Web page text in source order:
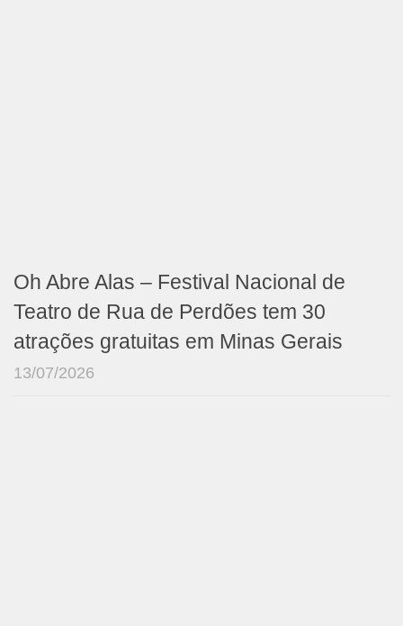
Oh Abre Alas – Festival Nacional de
Teatro de Rua de Perdões tem 30
atrações gratuitas em Minas Gerais
13/07/2026